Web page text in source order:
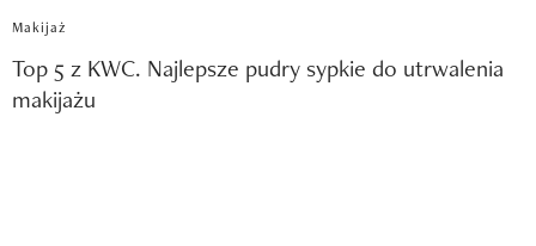
Makijaż
Top 5 z KWC. Najlepsze pudry sypkie do utrwalenia
makijażu